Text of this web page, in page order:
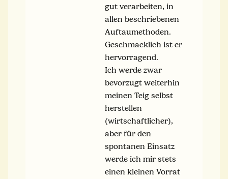
gut verarbeiten, in
allen beschriebenen
Auftaumethoden.
Geschmacklich ist er
hervorragend.
Ich werde zwar
bevorzugt weiterhin
meinen Teig selbst
herstellen
(wirtschaftlicher),
aber für den
spontanen Einsatz
werde ich mir stets
einen kleinen Vorrat